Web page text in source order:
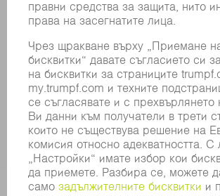
ФИЛИАЛИ
СЪБИТИЯ И ДАТИ
MYTRUMPF
ИНФОРМАЦИОННИ ЛИСТОВЕ ЗА
ПРОДУКТИ
МАШИНИ & СИСТЕМИ
ЛАЗЕР
СИЛОВА ЕЛЕКТРОНИКА
ЕЛЕКТРИЧЕСКИ ИНСТРУМЕНТИ
SMART FACTORY
СОФТУЕР
УСЛУГИ
ПРИЛОЖЕНИЯ